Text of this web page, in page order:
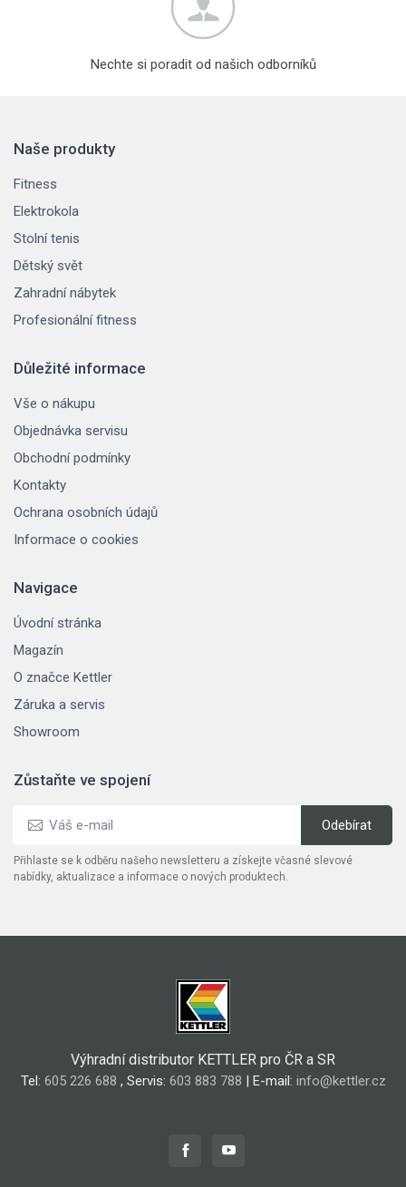
Nechte si poradit od našich odborníků
Naše produkty
Fitness
Elektrokola
Stolní tenis
Dětský svět
Zahradní nábytek
Profesionální fitness
Důležité informace
Vše o nákupu
Objednávka servisu
Obchodní podmínky
Kontakty
Ochrana osobních údajů
Informace o cookies
Navigace
Úvodní stránka
Magazín
O značce Kettler
Záruka a servis
Showroom
Zůstaňte ve spojení
Přihlaste se k odběru našeho newsletteru a získejte včasné slevové
nabídky, aktualizace a informace o nových produktech.
Výhradní distributor KETTLER pro ČR a SR
Tel: 605 226 688 , Servis: 603 883 788 | E-mail: info@kettler.cz